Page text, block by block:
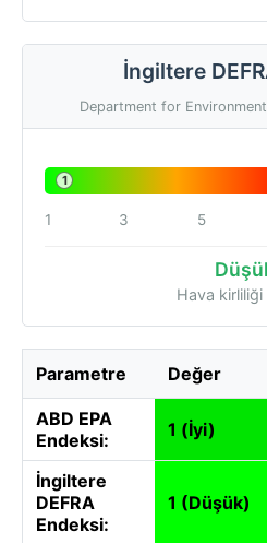
İngiltere
Department for
1
1 3 5
Hava
Parametre Değer
ABD EPA
Endeksi:
1 (İyi)
İngiltere
DEFRA
Endeksi:
1 (Düşük)